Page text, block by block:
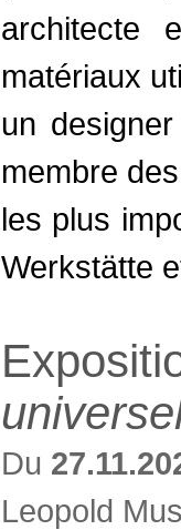
architecte
matériaux
un
membre
les plus
Werkstätte
Du
Leopold